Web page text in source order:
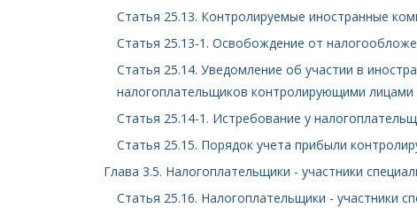
Статья 25.13. Контролируемые иностранные
Статья 25.13-1. Освобождение от
Статья 25.14. Уведомление об участии в
налогоплательщиков контролирующими лицами
Статья 25.14-1. Истребование у
Статья 25.15. Порядок учета прибыли
Глава 3.5. Налогоплательщики - участники
Статья 25.16. Налогоплательщики - участники